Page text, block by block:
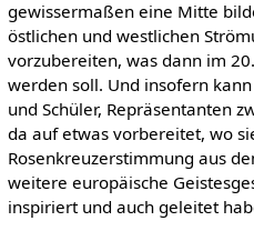
gewissermaßen eine Mitte
östlichen und westlichen
vorzubereiten, was dann im
werden soll. Und insofern
und Schüler, Repräsentanten
da auf etwas vorbereitet, wo
Rosenkreuzerstimmung aus
weitere europäische
inspiriert und auch geleitet